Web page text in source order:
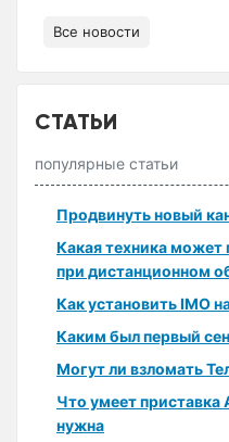
Все новости
СТАТЬИ
популярные статьи
Продвинуть новый
Какая техника может
при дистанционном
Как установить IMO
Каким был первый
Могут ли взломать
Что умеет приставка
нужна